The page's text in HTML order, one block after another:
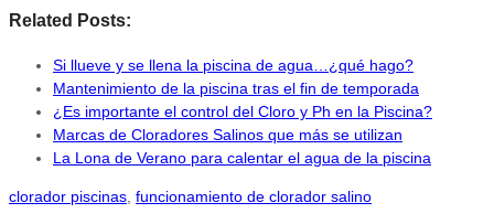
Related Posts:
Si llueve y se llena la piscina de agua…¿qué hago?
Mantenimiento de la piscina tras el fin de temporada
¿Es importante el control del Cloro y Ph en la Piscina?
Marcas de Cloradores Salinos que más se utilizan
La Lona de Verano para calentar el agua de la piscina
clorador piscinas funcionamiento de clorador salino